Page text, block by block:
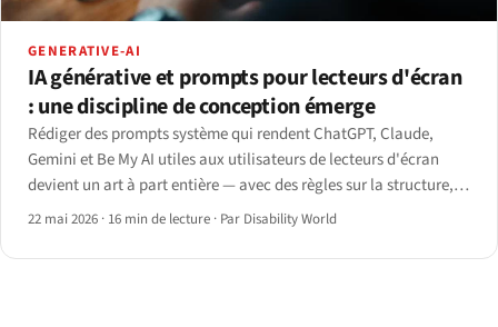
GENERATIVE-AI
IA générative et prompts pour lecteurs d'écran
: une discipline de conception émerge
Rédiger des prompts système qui rendent ChatGPT, Claude,
Gemini et Be My AI utiles aux utilisateurs de lecteurs d'écran
devient un art à part entière — avec des règles sur la structure,
les tirets, la passation AT et les problèmes UX non résolus.
22 mai 2026 · 16 min de lecture · Par Disability World